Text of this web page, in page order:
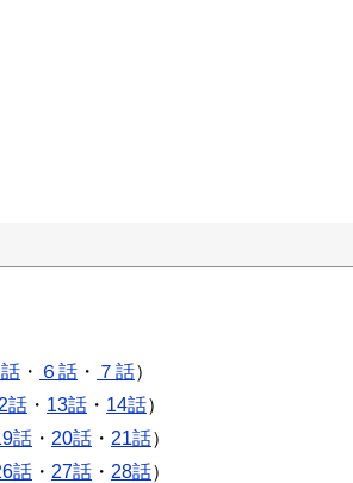
話 ・ ６話 ・ ７話）
話 ・ 13話 ・ 14話）
話 ・ 20話 ・ 21話）
話 ・ 27話 ・ 28話）